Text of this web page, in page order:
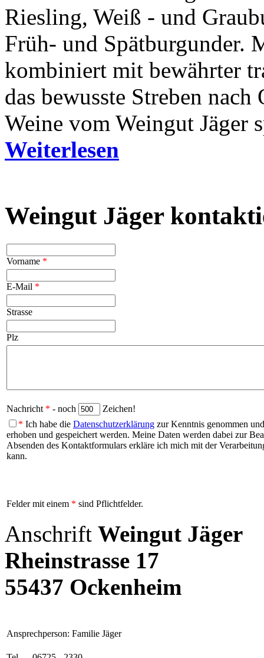
Riesling, Weiß - und
Früh- und Spätburgunder.
kombiniert mit bewährter
das bewusste Streben
Weine vom Weingut
Weiterlesen
Weingut Jäger
Vorname *
E-Mail *
Strasse
Plz
Nachricht * - noch
Zeichen!
* Ich habe die Datenschutzerklärung zur Kenntnis genommen
erhoben und gespeichert werden. Meine Daten werden dabei zur
Absenden des Kontaktformulars erkläre ich mich mit der
kann.
Felder mit einem * sind Pflichtfelder.
Anschrift Weingut Jäger
Rheinstrasse 17
55437 Ockenheim
Ansprechperson: Familie Jäger